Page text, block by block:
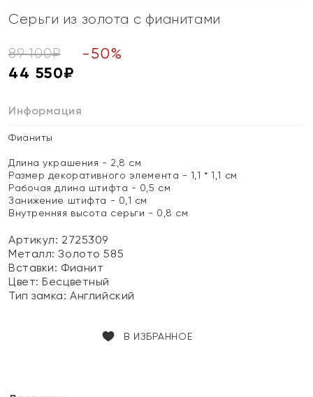
Серьги из золота с фианитами
89 100₽ -50%
44 550₽
Информация
Фианиты
Длина украшения - 2,8 см
Размер декоративного элемента - 1,1 * 1,1 см
Рабочая длина штифта - 0,5 см
Занижение штифта - 0,1 см
Внутренняя высота серьги - 0,8 см
Артикул: 2725309
Металл:Золото 585
Вставки: Фианит
Цвет:Бесцветный
Тип замка:Английский
В ИЗБРАННОЕ